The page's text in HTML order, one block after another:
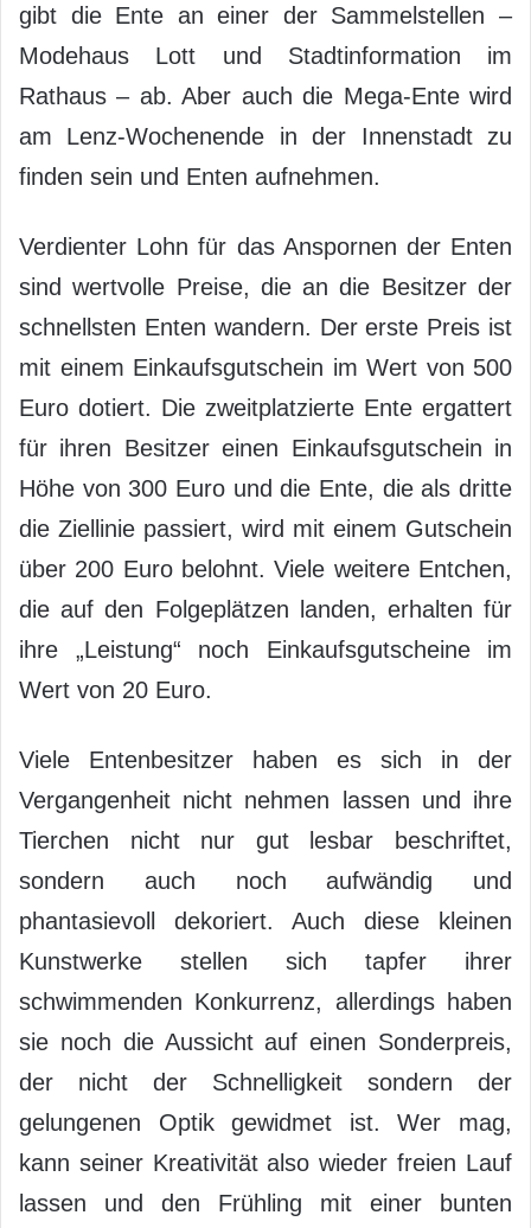
gibt die Ente an einer der Sammelstellen –
Modehaus Lott und Stadtinformation im
Rathaus – ab. Aber auch die Mega-Ente wird
am Lenz-Wochenende in der Innenstadt zu
finden sein und Enten aufnehmen.
Verdienter Lohn für das Anspornen der Enten
sind wertvolle Preise, die an die Besitzer der
schnellsten Enten wandern. Der erste Preis ist
mit einem Einkaufsgutschein im Wert von 500
Euro dotiert. Die zweitplatzierte Ente ergattert
für ihren Besitzer einen Einkaufsgutschein in
Höhe von 300 Euro und die Ente, die als dritte
die Ziellinie passiert, wird mit einem Gutschein
über 200 Euro belohnt. Viele weitere Entchen,
die auf den Folgeplätzen landen, erhalten für
ihre „Leistung“ noch Einkaufsgutscheine im
Wert von 20 Euro.
Viele Entenbesitzer haben es sich in der
Vergangenheit nicht nehmen lassen und ihre
Tierchen nicht nur gut lesbar beschriftet,
sondern auch noch aufwändig und
phantasievoll dekoriert. Auch diese kleinen
Kunstwerke stellen sich tapfer ihrer
schwimmenden Konkurrenz, allerdings haben
sie noch die Aussicht auf einen Sonderpreis,
der nicht der Schnelligkeit sondern der
gelungenen Optik gewidmet ist. Wer mag,
kann seiner Kreativität also wieder freien Lauf
lassen und den Frühling mit einer bunten